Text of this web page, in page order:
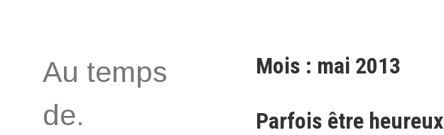
Au temps
de.
Mois : mai 2013
Parfois être heureux